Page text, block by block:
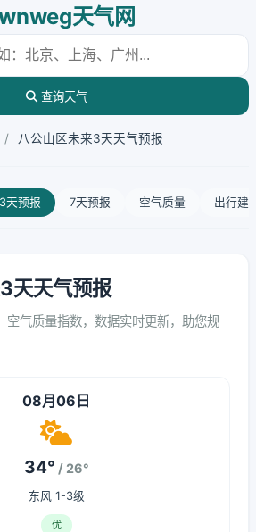
天气网
查询天气
/ 八公山区未来3天天气预报
3天预报 7天预报 空气质量 出行建
天天气预报
空气质量指数，数据实时更新，助您规
08月06日
34° / 26°
东风 1-3级
优